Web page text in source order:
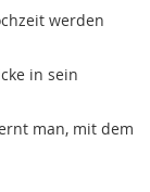
werden
in sein
man, mit dem